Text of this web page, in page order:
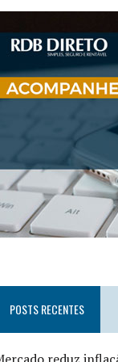
POSTS RECENTES
reduz